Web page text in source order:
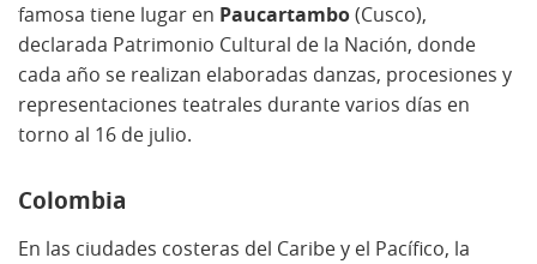
famosa tiene lugar en Paucartambo(Cusco),
declarada Patrimonio Cultural de la Nación, donde
cada año se realizan elaboradas danzas, procesiones y
representaciones teatrales durante varios días en
torno al 16 de julio.
Colombia
En las ciudades costeras del Caribe y el Pacífico, la